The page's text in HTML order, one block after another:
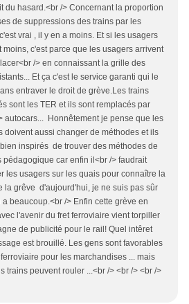
du hasard.<br /> Concernant la proportion
de suppressions des trains par les
vrai , il y en a moins. Et si les usagers
moins, c'est parce que les usagers arrivent
/> en connaissant la grille des
Et ça c'est le service garanti qui le
entraver le droit de grève.Les trains
sont les TER et ils sont remplacés par
autocars... Honnêtement je pense que les
doivent aussi changer de méthodes et ils
inspirés de trouver des méthodes de
pédagogique car enfin il<br /> faudrait
les usagers sur les quais pour connaître la
la grêve d'aujourd'hui, je ne suis pas sûr
a beaucoup.<br /> Enfin cette grève en
l'avenir du fret ferroviaire vient torpiller
de publicité pour le rail! Quel intêret
est brouillé. Les gens sont favorables
pour les marchandises ... mais
trains peuvent rouler ...<br /> <br /> <br />